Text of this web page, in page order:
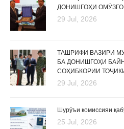
ДОНИШГОҲИ
29 Jul, 2026
ТАШРИФИ ВАЗИРИ
БА ДОНИШГОҲИ
СОҲИБКОРИИ
29 Jul, 2026
Шурӯъи комиссияи
25 Jul, 2026